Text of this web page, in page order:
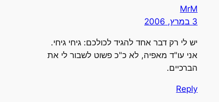
MrM
3 במרץ, 2006
יש לי רק דבר אחד להגיד לכולכם: גיחי גיחי.
אני עו"ד מאפיה, לא כ"כ פשוט לשבור לי את
הברכיים.
Reply